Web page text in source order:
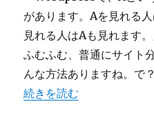
があります。Aを見れる
見れる人はAも見れます。
ふむふむ、普通にサイト
んな方法ありますね。で？
“WordPressのREST API
続きを読む